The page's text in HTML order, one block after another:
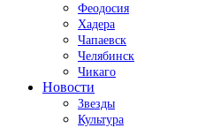
Феодосия
Хадера
Чапаевск
Челябинск
Чикаго
Новости
Звезды
Культура